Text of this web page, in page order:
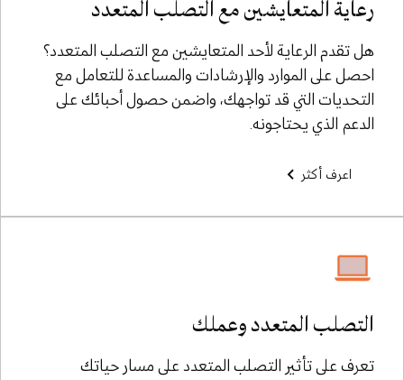
رعاية المتعايشين مع التصلب المتعدد
هل تقدم الرعاية لأحد المتعايشين مع التصلب المتعدد؟
احصل على الموارد والإرشادات والمساعدة للتعامل مع
التحديات التي قد تواجهك، واضمن حصول أحبائك على
الدعم الذي يحتاجونه.
اعرف أكثر
التصلب المتعدد وعملك
تعرف على تأثير التصلب المتعدد على مسار حياتك